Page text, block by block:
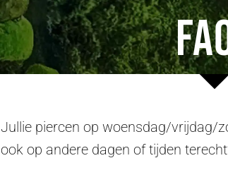
Jullie piercen op woensdag/vrijdag/
ook op andere dagen of tijden